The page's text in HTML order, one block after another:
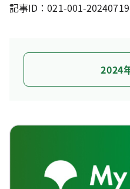
記事ID：021-001-
2024